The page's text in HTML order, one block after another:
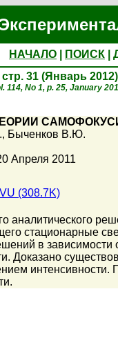
НАЧАЛО ПОИСК
стр. 31 (Январь 2012)
114, No 1, p. 25, January
, Быченков В.Ю.
Апреля 2011
(308.7K)
аналитического
стационарные
в зависимости
Доказано
интенсивности.